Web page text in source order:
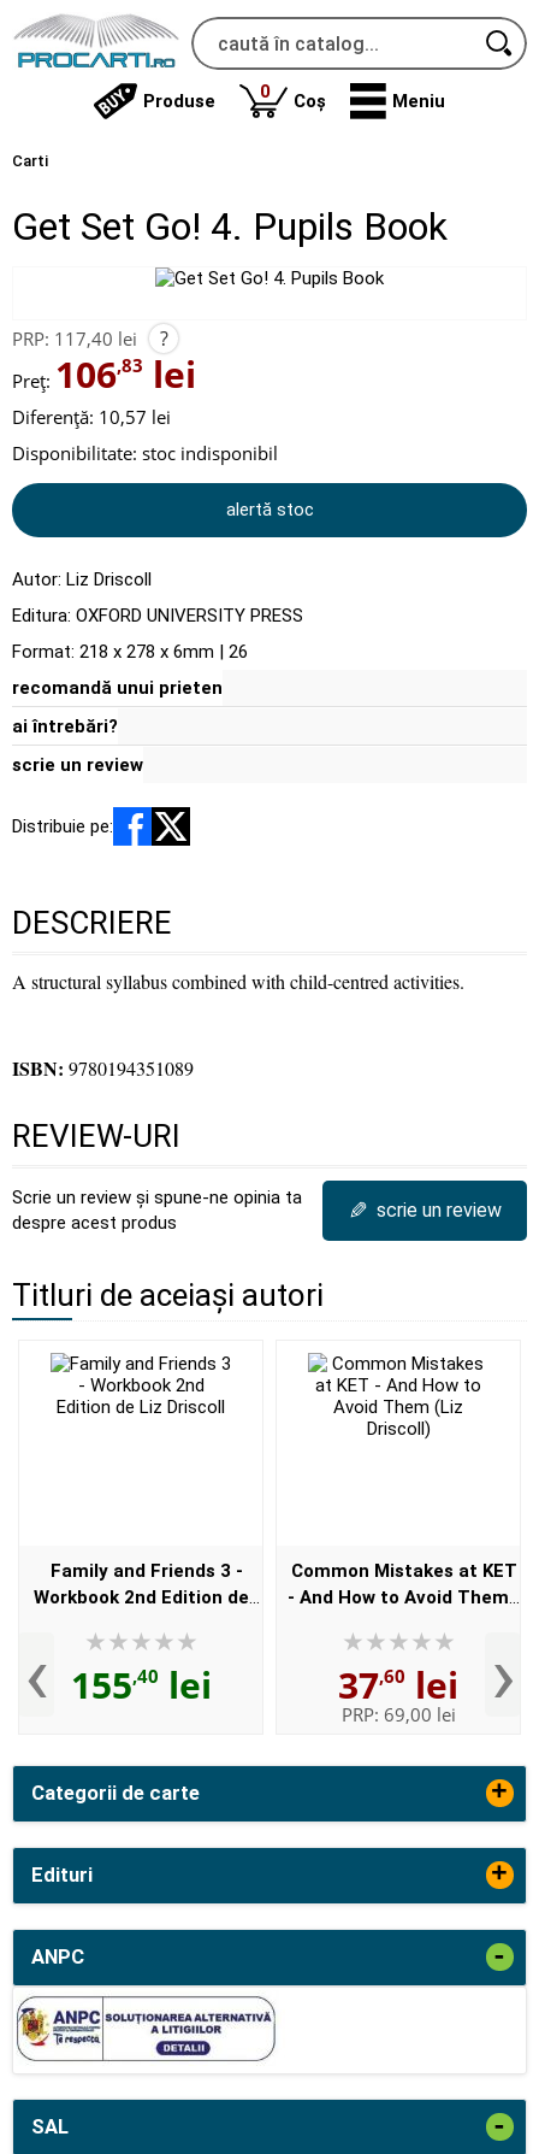
Produse 0produse
Coș Meniu
Carti
Categorii de carte +
Edituri +
ANPC -
SAL -
Get Set Go! 4. Pupils Book
PRP: 117,40 lei ?
Preț: 106,83 lei
Diferență: 10,57 lei
Disponibilitate: stoc indisponibil
alertă stoc
Autor: Liz Driscoll
Editura: OXFORD UNIVERSITY PRESS
Format: 218 x 278 x 6mm | 26
recomandă unui prieten
ai întrebări?
scrie un review
Distribuie pe:
DESCRIERE
A structural syllabus combined with child-centred activities.
ISBN: 9780194351089
REVIEW-URI
Scrie un review și spune-ne opinia ta
despre acest produs
✎ scrie un review
Titluri de aceiași autori
‹
Family and Friends 3 -
Workbook 2nd Edition de
155,40 lei
Common Mistakes at KET
- And How to Avoid Them
37,60 lei
PRP: 69,00 lei ›